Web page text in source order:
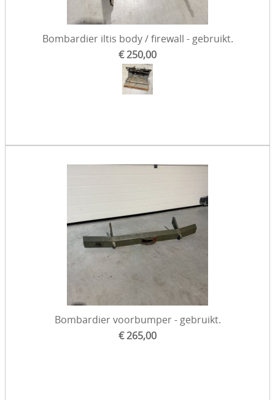
Bombardier iltis body / firewall - gebruikt.
€ 250,00
Bombardier voorbumper - gebruikt.
€ 265,00